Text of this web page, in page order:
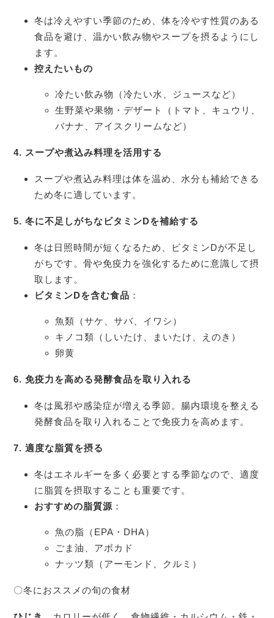
冬は冷えやすい季節のため、体を冷やす性質のある
食品を避け、温かい飲み物やスープを摂るようにし
ます。
控えたいもの
冷たい飲み物（冷たい水、ジュースなど）
生野菜や果物・デザート（トマト、キュウリ、
バナナ、アイスクリームなど）
4. スープや煮込み料理を活用する
スープや煮込み料理は体を温め、水分も補給できる
ため冬に適しています。
5.冬に不足しがちなビタミンDを補給する
冬は日照時間が短くなるため、ビタミンDが不足し
がちです。骨や免疫力を強化するために意識して摂
取します。
ビタミンDを含む食品 ：
魚類（サケ、サバ、イワシ）
キノコ類（しいたけ、まいたけ、えのき）
卵黄
6.免疫力を高める発酵食品を取り入れる
冬は風邪や感染症が増える季節。腸内環境を整える
発酵食品を取り入れることで免疫力を高めます。
7.適度な脂質を摂る
冬はエネルギーを多く必要とする季節なので、適度
に脂質を摂取することも重要です。
おすすめの脂質源 ：
魚の脂（EPA・DHA）
ごま油、アボカド
ナッツ類（アーモンド、クルミ）
〇冬におススメの旬の食材